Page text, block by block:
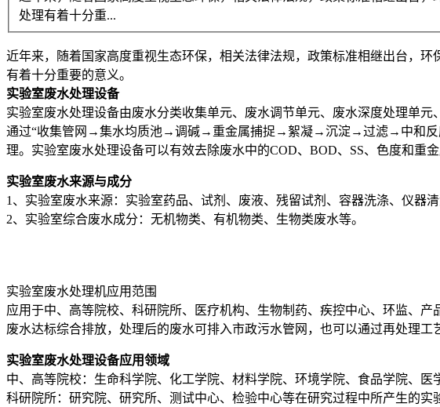
处理有着十分重...
近年来，随着国家高度重视生态环保，相关法律法规，政策标准相继出台，环
有着十分重要的意义。
实验室废水处理设备
实验室废水处理设备由废水分类收集单元、废水调节单元、废水深度处理单
通过“收集管网→集水均质池→调碱→重金属捕捉→絮凝→沉淀→过滤→中和反
理。实验室废水处理设备可以有效去除废水中的COD、BOD、SS、色度和
实验室废水来源与成分
1、实验室废水来源：实验室药品、试剂、废液、残留试剂、容器洗涤、仪器
2、实验室综合废水成分：无机物类、有机物类、生物类废水等。
实验室废水处理机应用范围
应用于中、高等院校、科研院所、医疗机构、生物制药、疾控中心、环监、
废水达标综合排放，处理后的废水可排入市政污水管网，也可以通过再处理工
实验室废水处理设备应用领域
中、高等院校：生命科学院、化工学院、材料学院、环境学院、食品学院、医
科研院所：研究院、研究所、测试中心、检验中心等在研究过程中所产生的实